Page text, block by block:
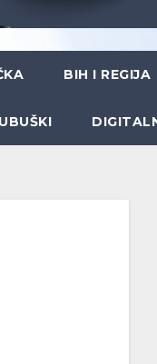
BIH I REGIJA